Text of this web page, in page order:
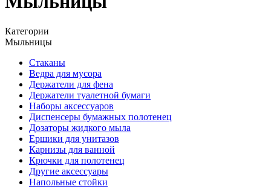
Категории
Мыльницы
Стаканы
Ведра для мусора
Держатели для фена
Держатели туалетной бумаги
Наборы аксессуаров
Диспенсеры бумажных полотенец
Дозаторы жидкого мыла
Ершики для унитазов
Карнизы для ванной
Крючки для полотенец
Другие аксессуары
Напольные стойки